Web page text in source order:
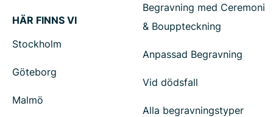
HÄR FINNS VI
Stockholm
Göteborg
Malmö
Begravning med Ceremoni
& Bouppteckning
Anpassad Begravning
Vid dödsfall
Alla begravningstyper